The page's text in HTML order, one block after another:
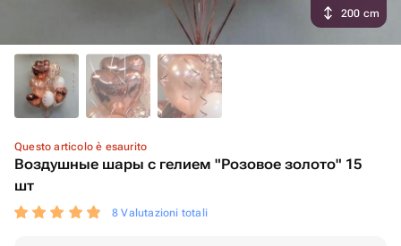
Questo articolo è esaurito
Воздушные шары с гелием "Розовое золото" 15
шт
8 Valutazioni totali
200 cm